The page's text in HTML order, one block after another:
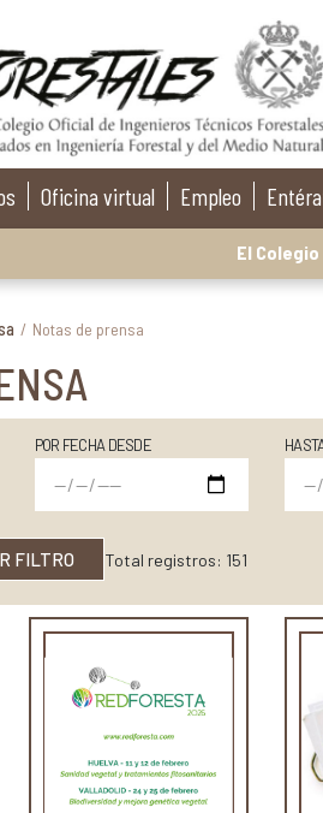
Oficina virtual Empleo
El
/ Notas de prensa
POR FECHA DESDE
FILTRO Total registros: 151